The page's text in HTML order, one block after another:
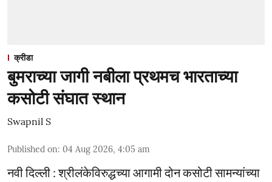
क्रीडा
बुमराच्या जागी नबीला प्रथमच भारताच्या
कसोटी संघात स्थान
Swapnil S
Published on: 04 Aug 2026, 4:05 am
नवी दिल्ली : श्रीलंकेविरुद्धच्या आगामी दोन कसोटी सामन्यांच्या